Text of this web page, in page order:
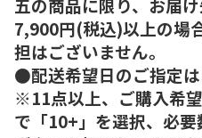
五の商品に限り、お届
7,900円(税込)以上の場
担はございません。
●配送希望日のご指定は
※11点以上、ご購入希
で「10+」を選択、必要